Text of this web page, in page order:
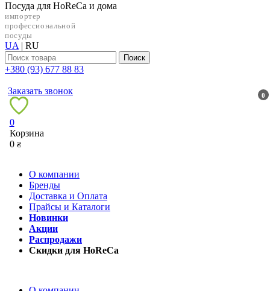
Посуда для HoReCa и дома
импортер
профессиональной
посуды
UA | RU
Поиск
+38‎0 (93) 677 88 83
Заказать звонок 0
0
Корзина
0 ₴
О компании
Бренды
Доставка и Оплата
Прайсы и Каталоги
Новинки
Акции
Распродажи
Скидки для HoReCa